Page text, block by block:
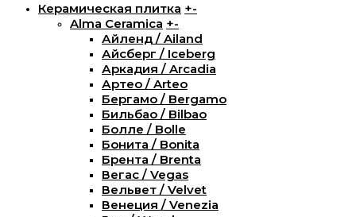
Керамическая плитка +-
Alma Ceramica +-
Айленд / Ailand
Айсберг / Iceberg
Аркадия / Arcadia
Артео / Arteo
Бергамо / Bergamo
Бильбао / Bilbao
Болле / Bolle
Бонита / Bonita
Брента / Brenta
Вегас / Vegas
Вельвет / Velvet
Венеция / Venezia